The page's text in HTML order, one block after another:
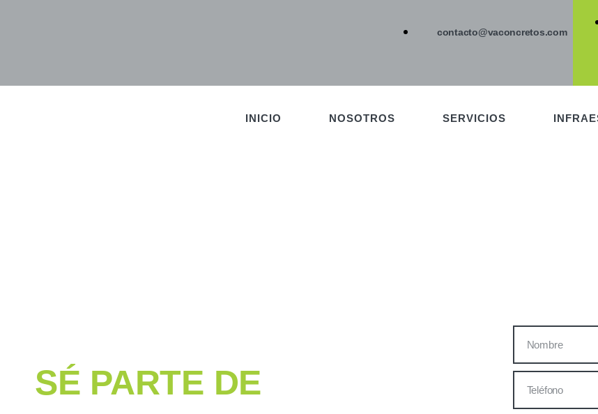
contacto@vaconcretos.com
INICIO NOSOTROS SERVICIOS
SÉ PARTE DE